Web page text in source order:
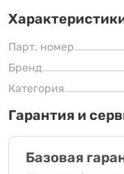
Парт. номер
Бренд
Категория
Гарантия и
Базовая